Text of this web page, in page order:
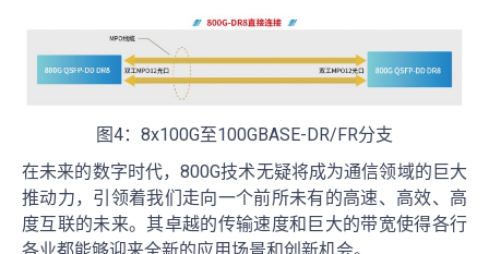
图4：8x100G至100GBASE-DR/FR分支
在未来的数字时代，800G技术无疑将成为通信领域的巨大
推动力，引领着我们走向一个前所未有的高速、高效、高
度互联的未来。其卓越的传输速度和巨大的带宽使得各行